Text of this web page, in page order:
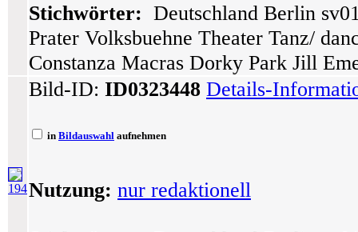
Stichwörter: Deutschland Berlin
Prater Volksbuehne Theater Tanz/
Constanza Macras Dorky Park Jill
194
Bild-ID: ID0323448 Details-
in Bildauswahl aufnehmen
Nutzung: nur redaktionell